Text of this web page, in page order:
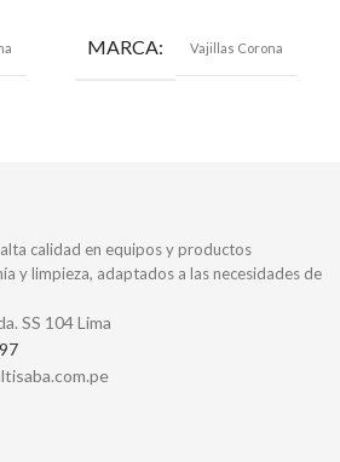
MARCA Vajillas Corona
calidad en equipos y productos
y limpieza, adaptados a las necesidades de
SS 104 Lima